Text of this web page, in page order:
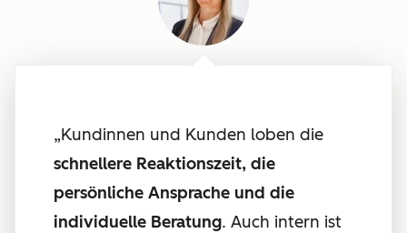
„Kundinnen und Kunden loben die
schnellere Reaktionszeit, die
persönliche Ansprache und die
individuelle Beratung. Auch intern ist